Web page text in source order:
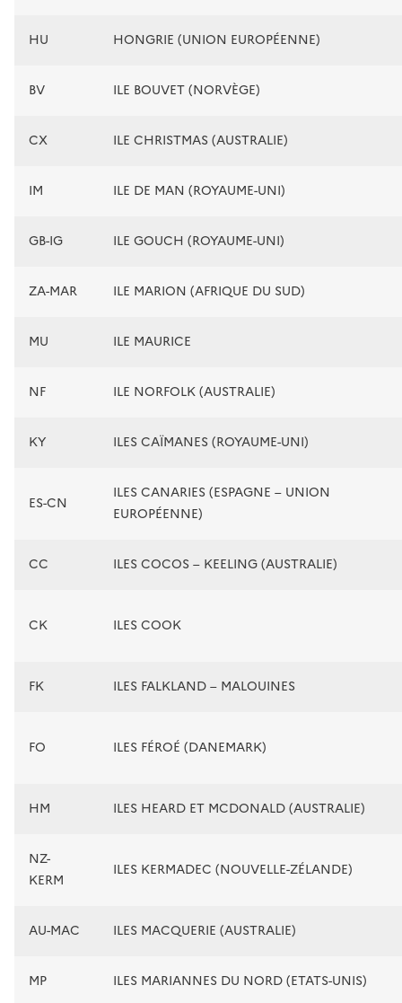
HU HONGRIE (UNION EUROPÉENNE)
BV ILE BOUVET (NORVÈGE)
CX ILE CHRISTMAS (AUSTRALIE)
IM ILE DE MAN (ROYAUME-UNI)
GB-IG ILE GOUCH (ROYAUME-UNI)
ZA-MAR ILE MARION (AFRIQUE DU SUD)
MU ILE MAURICE
NF ILE NORFOLK (AUSTRALIE)
KY ILES CAÏMANES (ROYAUME-UNI)
ES-CN
ILES CANARIES (ESPAGNE – UNION
EUROPÉENNE)
CC ILES COCOS – KEELING (AUSTRALIE)
CK ILES COOK
FK ILES FALKLAND – MALOUINES
FO ILES FÉROÉ (DANEMARK)
HM ILES HEARD ET MCDONALD (AUSTRALIE)
NZ-
KERM
ILES KERMADEC (NOUVELLE-ZÉLANDE)
AU-MAC ILES MACQUERIE (AUSTRALIE)
MP ILES MARIANNES DU NORD (ETATS-UNIS)